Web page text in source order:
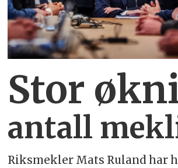
Stor
antall
Riksmekler Mats Ruland har